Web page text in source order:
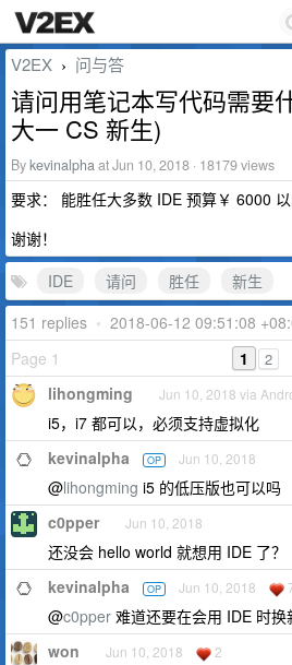
V2EX › 问与答
请问用笔记本写代码需要
大一 CS 新生)
Bykevinalphaat Jun 10, 2018 · 18179 views
要求： 能胜任大多数 IDE 预算￥ 6000
谢谢！
IDE
请问 胜任
新生
151 replies • 2018-06-12 09:51:08
Page 1
1 2
lihongming Jun 10, 2018 via
i5，i7 都可以，必须支持虚拟化
kevinalpha OP Jun 10, 2018
@lihongming i5 的低压版也可以吗
c0pper Jun 10, 2018
还没会 hello world 就想用 IDE 了？
kevinalpha OP Jun 10, 2018
@c0pper 难道还要在会用 IDE 时换
won Jun 10, 2018 2